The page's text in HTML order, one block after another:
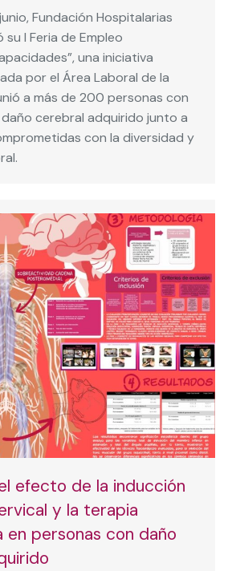
Fundación Hospitalarias
I Feria de Empleo
una iniciativa
por el Área Laboral de la
a más de 200 personas con
cerebral adquirido junto a
con la diversidad y
efecto de la inducción
y la terapia
en personas con daño